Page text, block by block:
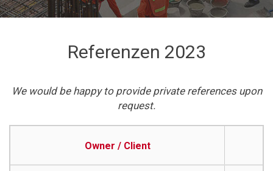
Referenzen 2023
We would be happy to provide private references upon
request.
Owner / Client